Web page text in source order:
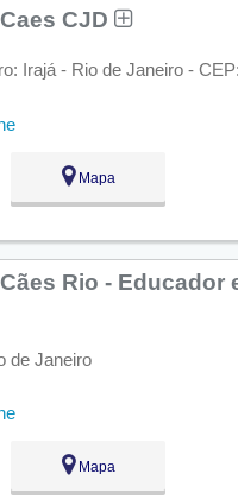
CJD
Irajá - Rio de Janeiro -
Mapa
Rio - Educador
de Janeiro
Mapa